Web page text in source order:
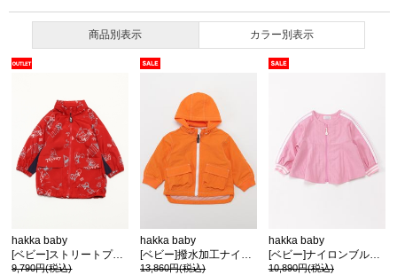
商品別表示 カラー別表示
hakka baby
[ベビー]ストリートプリントブルゾン
9,790円(税込)
hakka baby
[ベビー]撥水加工ナイロンブルゾン
13,860円(税込)
hakka baby
[ベビー]ナイロンブルゾン
10,890円(税込)